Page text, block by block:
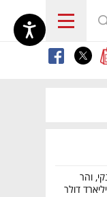
נפתח בכרטיסייה חדשה
נפתח בכרטיסייה חדשה
נפתח בכרטיסייה חדשה
והר